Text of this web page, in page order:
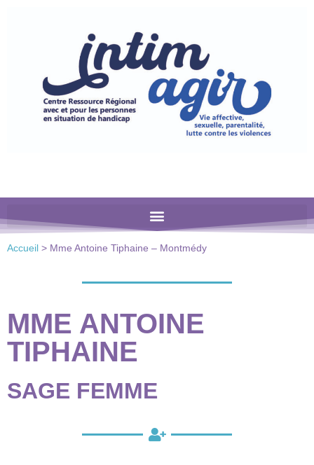
comprend
Accueil > Mme Antoine Tiphaine – Montmédy
MME ANTOINE
TIPHAINE
SAGE FEMME